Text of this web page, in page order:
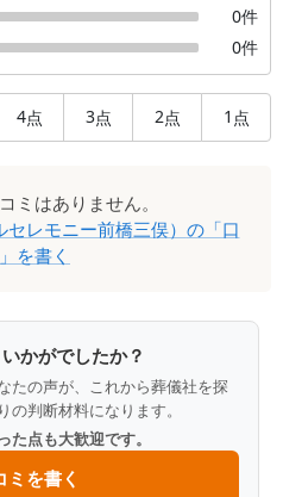
0件
0件
4点 3点 2点 1 点
ミはありません。
レモニー前橋三俣） の「口
を書く
かがでしたか？
たの声が、これから葬儀社を探
判断材料になります。
た点も大歓迎です。
ミを書く